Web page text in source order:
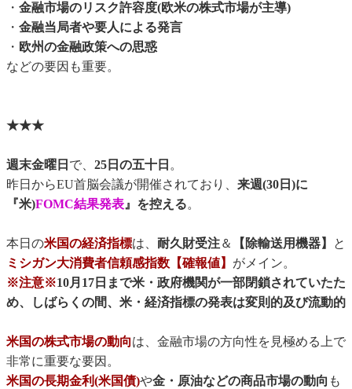
・ 金融市場のリスク許容度(欧米の株式市場が主導)
・ 金融当局者や要人による発言
・ 欧州の金融政策への思惑
などの要因も重要。
★★★
週末金曜日 で、 25日の五十日 。
昨日からEU首脳会議が開催されており、 来週(30日)に
『米)FOMC結果発表』を控える。
本日の米国の経済指標は、 耐久財受注＆ 【除輸送用機器】
と
ミシガン大消費者信頼感指数【確報値】 がメイン。
※注意※10月17日まで米・政府機関が一部閉鎖されていたた
め、しばらくの間、米・経済指標の発表は変則的及び流動的
米国の株式市場の動向は、金融市場の方向性を見極める上で
非常に重要な要因。
米国の長期金利(米国債)や金・原油などの商品市場の動向 も